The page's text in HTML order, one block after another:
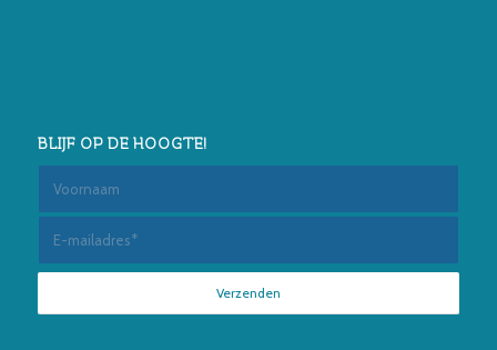
BLIJF OP DE HOOGTE!